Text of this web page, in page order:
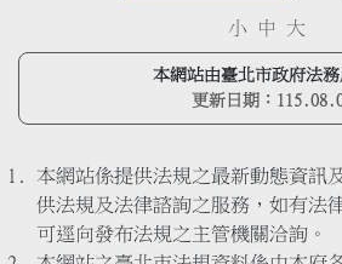
小 中 大
本網站由臺北市政府法
更新日期：
本網站係提供法規之最新動態資訊
供法規及法律諮詢之服務，如有法
可逕向發布法規之主管機關洽詢。